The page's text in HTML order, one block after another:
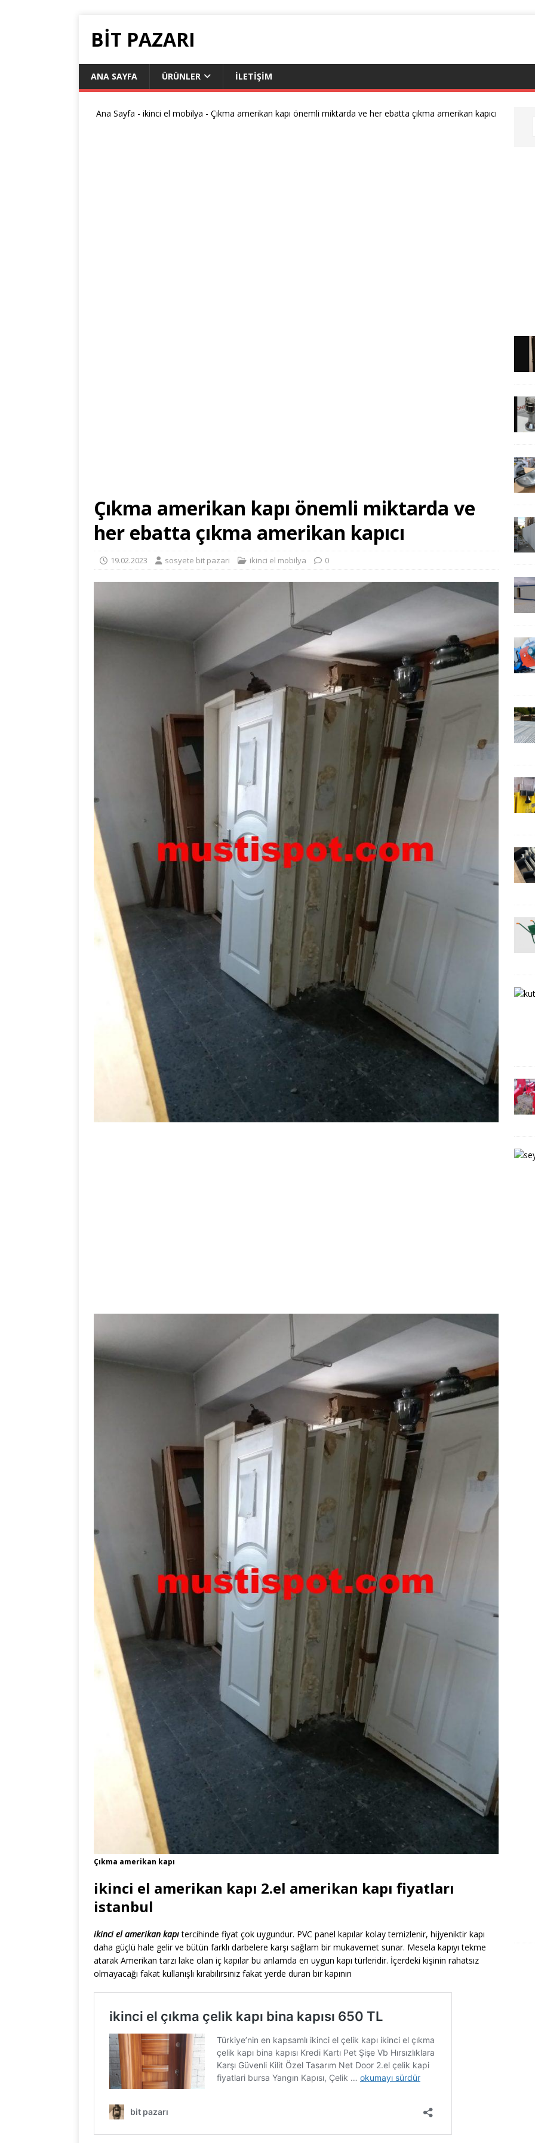
BIT PAZARI
ANA SAYFA ÜRÜNLER İLETİŞİM
Ana Sayfa - ikinci el mobilya - Çıkma amerikan kapı önemli miktarda ve her ebatta çıkma amerikan kapıcı
Çıkma amerikan kapı önemli miktarda ve
her ebatta çıkma amerikan kapıcı
19.02.2023 sosyete bit pazari ikinci el mobilya 0
Çıkma amerikan kapı
ikinci el amerikan kapı 2.el amerikan kapı fiyatları
istanbul
ikinci el amerikan kapıtercihinde fiyat çok uygundur. PVC panel kapılar kolay temizlenir, hijyeniktir kapı
daha güçlü hale gelir ve bütün farklı darbelere karşı sağlam bir mukavemet sunar. Mesela kapıyı tekme
atarak Amerikan tarzı lake olan iç kapılar bu anlamda en uygun kapı türleridir. İçerdeki kişinin rahatsız
olmayacağı fakat kullanışlı kırabilirsiniz fakat yerde duran bir kapının